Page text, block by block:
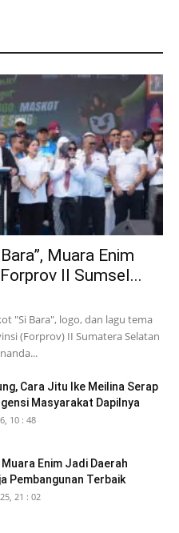
Muara Enim
II Sumsel...
"Si Bara", logo, dan lagu tema
(Forprov) II Sumatera Selatan
Cara Jitu Ike Meilina Serap
Masyarakat Dapilnya
10 : 48
Muara Enim Jadi Daerah
Pembangunan Terbaik
21 : 02